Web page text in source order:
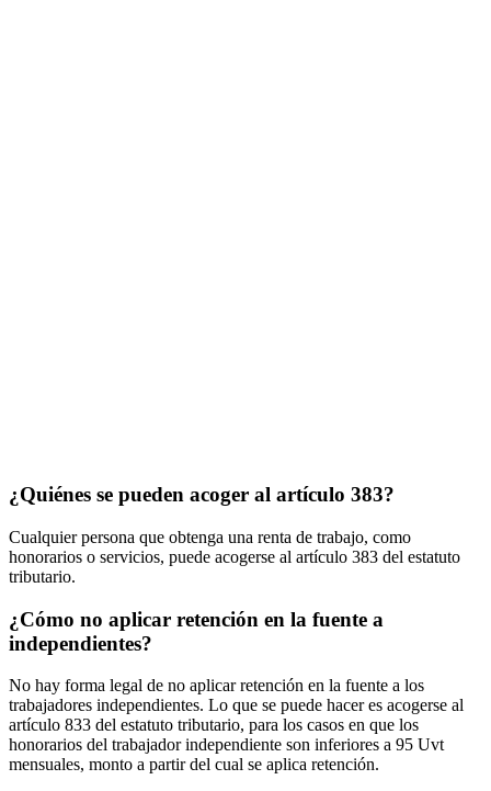
¿Quiénes se pueden acoger al artículo 383?
Cualquier persona que obtenga una renta de trabajo, como
honorarios o servicios, puede acogerse al artículo 383 del estatuto
tributario.
¿Cómo no aplicar retención en la fuente a
independientes?
No hay forma legal de no aplicar retención en la fuente a los
trabajadores independientes. Lo que se puede hacer es acogerse al
artículo 833 del estatuto tributario, para los casos en que los
honorarios del trabajador independiente son inferiores a 95 Uvt
mensuales, monto a partir del cual se aplica retención.